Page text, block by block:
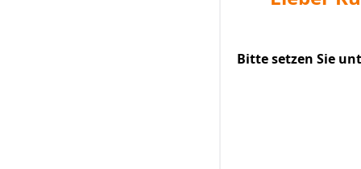
Bitte setzen Sie